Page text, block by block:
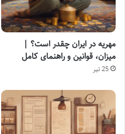
مهریه در ایران چقدر است؟ |
میزان، قوانین و راهنمای کامل
25 تیر